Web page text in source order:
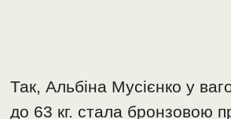
Так, Альбіна Мусієнко у
до 63 кг. стала бронзовою